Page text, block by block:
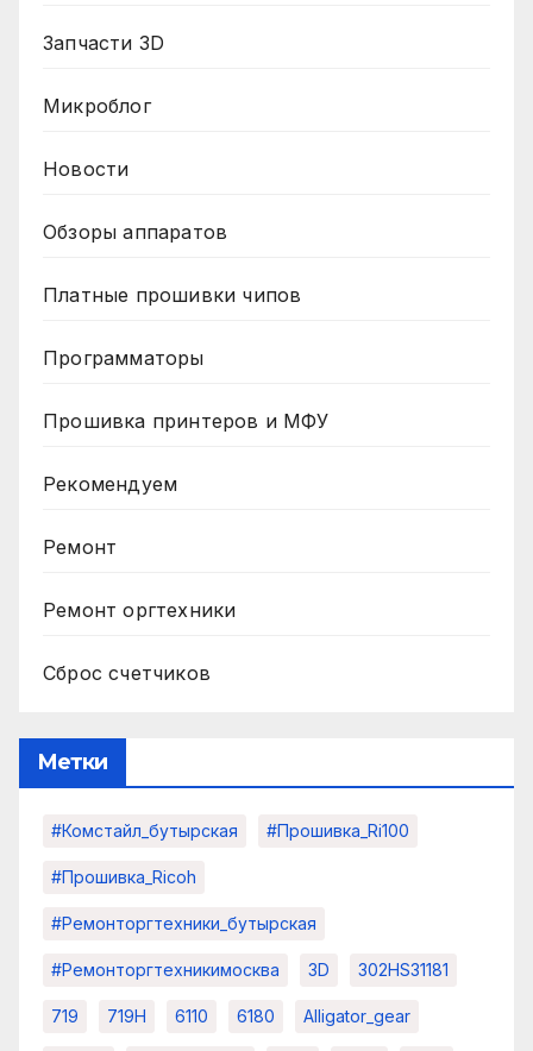
Запчасти 3D
Микроблог
Новости
Обзоры аппаратов
Платные прошивки чипов
Программаторы
Прошивка принтеров и МФУ
Рекомендуем
Ремонт
Ремонт оргтехники
Сброс счетчиков
Метки
#комстайл_бутырская #прошивка_Ri100
#прошивка_Ricoh
#ремонторгтехники_бутырская
#ремонторгтехникимосква 3D 302HS31181
719 719H 6110 6180 Alligator_gear